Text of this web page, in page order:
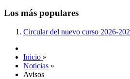
Los más populares
Circular del nuevo curso 2026-
Inicio »
Noticias »
Avisos